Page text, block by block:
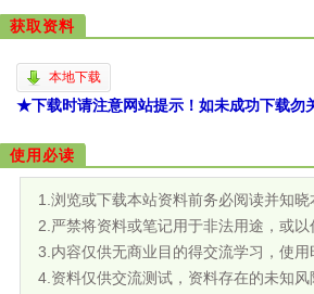
获取资料
本地下载
★下载时请注意网站提示！如未成功下载勿
使用必读
1.浏览或下载本站资料前务必阅读并知晓
2.严禁将资料或笔记用于非法用途，或
3.内容仅供无商业目的得交流学习，使用
4.资料仅供交流测试，资料存在的未知